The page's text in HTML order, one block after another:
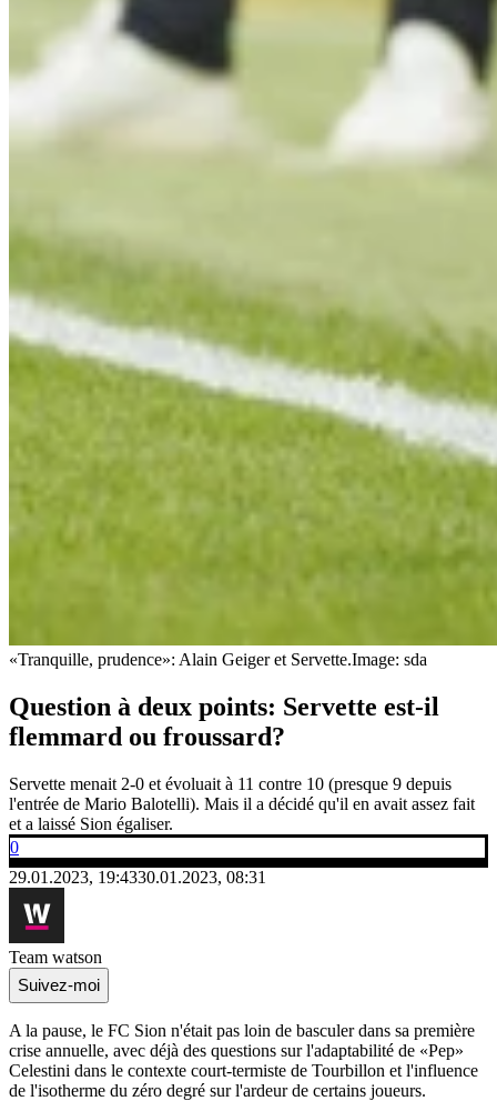
«Tranquille, prudence»: Alain Geiger et Servette.Image: sda
Question à deux points: Servette est-il
flemmard ou froussard?
Servette menait 2-0 et évoluait à 11 contre 10 (presque 9 depuis
l'entrée de Mario Balotelli). Mais il a décidé qu'il en avait assez fait
et a laissé Sion égaliser.
0
29.01.2023, 19:4330.01.2023, 08:31
Team watson
Suivez-moi
A la pause, le FC Sion n'était pas loin de basculer dans sa première
crise annuelle, avec déjà des questions sur l'adaptabilité de «Pep»
Celestini dans le contexte court-termiste de Tourbillon et l'influence
de l'isotherme du zéro degré sur l'ardeur de certains joueurs.